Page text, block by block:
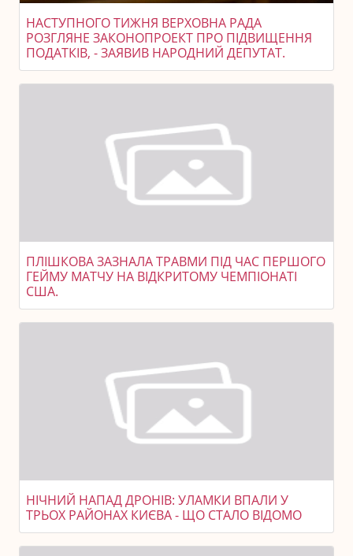
НАСТУПНОГО ТИЖНЯ ВЕРХОВНА РАДА
РОЗГЛЯНЕ ЗАКОНОПРОЕКТ ПРО ПІДВИЩЕННЯ
ПОДАТКІВ, - ЗАЯВИВ НАРОДНИЙ ДЕПУТАТ.
ПЛІШКОВА ЗАЗНАЛА ТРАВМИ ПІД ЧАС ПЕРШОГО
ГЕЙМУ МАТЧУ НА ВІДКРИТОМУ ЧЕМПІОНАТІ
США.
НІЧНИЙ НАПАД ДРОНІВ: УЛАМКИ ВПАЛИ У
ТРЬОХ РАЙОНАХ КИЄВА - ЩО СТАЛО ВІДОМО